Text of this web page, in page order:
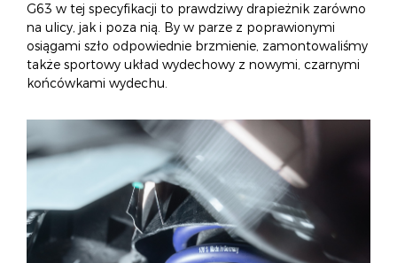
G63 w tej specyfikacji to prawdziwy drapieżnik zarówno
na ulicy, jak i poza nią. By w parze z poprawionymi
osiągami szło odpowiednie brzmienie, zamontowaliśmy
także sportowy układ wydechowy z nowymi, czarnymi
końcówkami wydechu.